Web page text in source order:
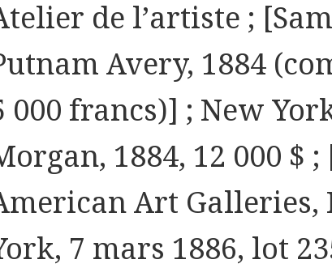
de l’artiste ;
Avery, 1884
000 francs)] ; New
1884, 12 000 $ ;
Art Galleries,
7 mars 1886, lot